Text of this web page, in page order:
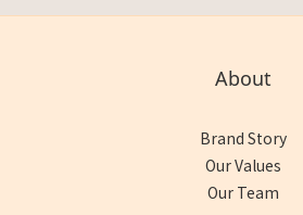
About
Brand Story
Our Values
Our Team